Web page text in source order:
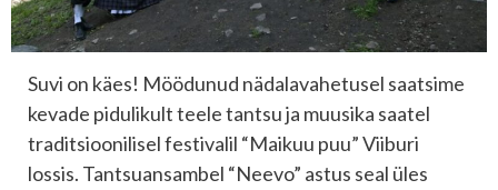
Suvi on käes! Möödunud nädalavahetusel saatsime
kevade pidulikult teele tantsu ja muusika saatel
traditsioonilisel festivalil “Maikuu puu” Viiburi
lossis. Tantsuansambel “Neevo” astus seal üles